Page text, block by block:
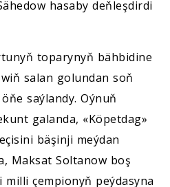
hasaby deňleşdirdi
toparynyň bähbidine
salan golundan soň
saýlandy. Oýnuň
galanda, «Köpetdag»
bäşinji meýdan
Maksat Soltanow boş
çempionyň peýdasyna